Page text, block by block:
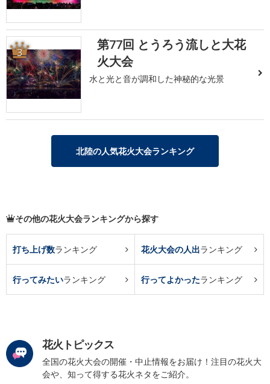
3
第77回 とうろう流しと大花
火大会
水と光と音が調和した神秘的な光景
北陸の人気花火大会ランキング
その他の花火大会ランキングから探す
打ち上げ数ランキング 花火大会の人出ランキング
行ってみたいランキング 行ってよかったランキング
花火トピックス
全国の花火大会の開催・中止情報をお届け！注目の花火大
会や、知って得する花火ネタをご紹介。